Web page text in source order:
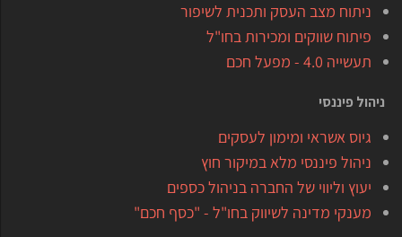
ניתוח מצב העסק ותכנית לשיפור
פיתוח שווקים ומכירות בחו"ל
תעשייה 4.0 - מפעל חכם
ניהול פיננסי
גיוס אשראי ומימון לעסקים
ניהול פיננסי מלא במיקור חוץ
יעוץ וליווי של החברה בניהול כספים
מענקי מדינה לשיווק בחו"ל - "כסף חכם"